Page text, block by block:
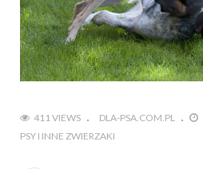
411 VIEWS DLA-PSA.COM.PL
PSY I INNE ZWIERZAKI